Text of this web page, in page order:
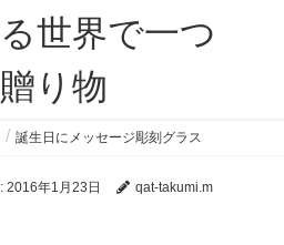
世界で一つ
り物
誕生日にメッセージ彫刻グラス
2016年1月23日
qat-takumi.m